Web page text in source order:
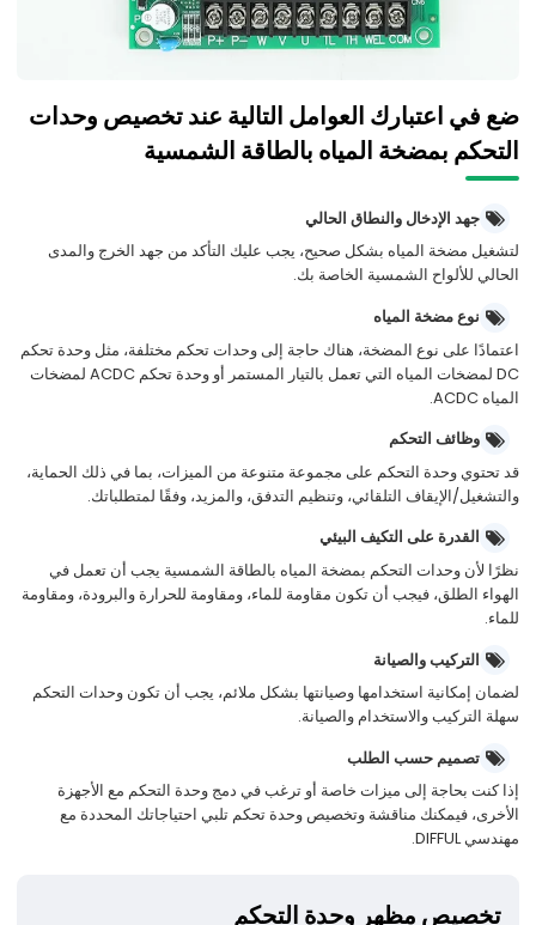
ضع في اعتبارك العوامل التالية عند تخصيص وحدات
التحكم بمضخة المياه بالطاقة الشمسية
جهد الإدخال والنطاق الحالي
لتشغيل مضخة المياه بشكل صحيح، يجب عليك التأكد من جهد الخرج والمدى
الحالي للألواح الشمسية الخاصة بك.
نوع مضخة المياه
اعتمادًا على نوع المضخة، هناك حاجة إلى وحدات تحكم مختلفة، مثل وحدة تحكم
DC لمضخات المياه التي تعمل بالتيار المستمر أو وحدة تحكم ACDC لمضخات
المياه ACDC.
وظائف التحكم
قد تحتوي وحدة التحكم على مجموعة متنوعة من الميزات، بما في ذلك الحماية،
والتشغيل/الإيقاف التلقائي، وتنظيم التدفق، والمزيد، وفقًا لمتطلباتك.
القدرة على التكيف البيئي
نظرًا لأن وحدات التحكم بمضخة المياه بالطاقة الشمسية يجب أن تعمل في
الهواء الطلق، فيجب أن تكون مقاومة للماء، ومقاومة للحرارة والبرودة، ومقاومة
للماء.
التركيب والصيانة
لضمان إمكانية استخدامها وصيانتها بشكل ملائم، يجب أن تكون وحدات التحكم
سهلة التركيب والاستخدام والصيانة.
تصميم حسب الطلب
إذا كنت بحاجة إلى ميزات خاصة أو ترغب في دمج وحدة التحكم مع الأجهزة
الأخرى، فيمكنك مناقشة وتخصيص وحدة تحكم تلبي احتياجاتك المحددة مع
مهندسي DIFFUL.
تخصيص مظهر وحدة التحكم